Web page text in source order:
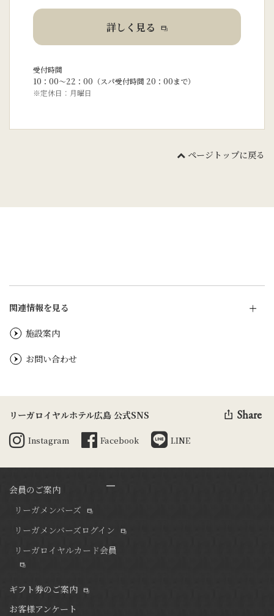
詳しく見る
受付時間
10：00～22：00（スパ受付時間 20：00まで）
※定休日：月曜日
ページトップに戻る
関連情報を見る
施設案内
お問い合わせ
リーガロイヤルホテル広島 公式SNS
Instagram Facebook LINE
Share
会員のご案内
リーガメンバーズ
リーガメンバーズログイン
リーガロイヤルカード会員
ギフト券のご案内
お客様アンケート